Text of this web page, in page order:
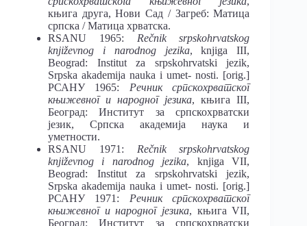
књига друга, Нови Сад / Загреб: Матица
српска / Матица хрватска.
RSANU 1965: Rečnik srpskohrvatskog
književnog i narodnog jezika, knjiga III,
Beograd: Institut za srpskohrvatski jezik,
Srpska akademija nauka i umet- nosti. [orig.]
РСАНУ 1965: Речник српскохрватског
књижевног и народног језика, књига III,
Београд: Институт за српскохрватски
језик, Српска академија наука и
уметности.
RSANU 1971: Rečnik srpskohrvatskog
književnog i narodnog jezika, knjiga VII,
Beograd: Institut za srpskohrvatski jezik,
Srpska akademija nauka i umet- nosti. [orig.]
РСАНУ 1971: Речник српскохрватског
књижевног и народног језика, књига VII,
Београд: Институт за српскохрватски